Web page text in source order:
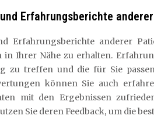
Erfahrungsberichte
Erfahrungsberichte anderer
in Ihrer Nähe zu erhalten.
zu treffen und die für Sie
können Sie auch
mit den Ergebnissen
Sie deren Feedback, um die